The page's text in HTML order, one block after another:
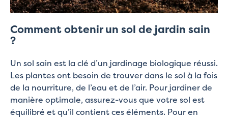
Comment obtenir un sol de jardin sain
?
Un sol sain est la clé d’un jardinage biologique réussi.
Les plantes ont besoin de trouver dans le sol à la fois
de la nourriture, de l’eau et de l’air. Pour jardiner de
manière optimale, assurez-vous que votre sol est
équilibré et qu’il contient ces éléments. Pour en